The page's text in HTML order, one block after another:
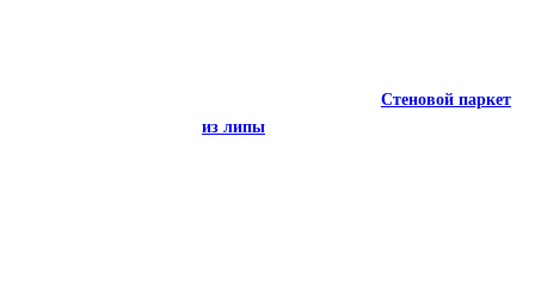
Нащельник из
липы
Стеновой паркет
из липы